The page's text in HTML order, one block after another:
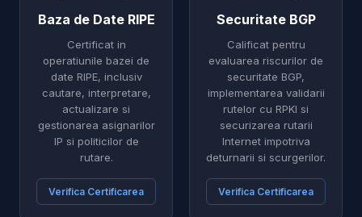
Baza de Date RIPE
Certificat in
operatiunile bazei de
date RIPE, inclusiv
cautare, interpretare,
actualizare si
gestionarea asignarilor
IP si politicilor de
rutare.
Verifica Certificarea
Securitate BGP
Calificat pentru
evaluarea riscurilor de
securitate BGP,
implementarea validarii
rutelor cu RPKI si
securizarea rutarii
Internet impotriva
deturnarii si scurgerilor.
Verifica Certificarea